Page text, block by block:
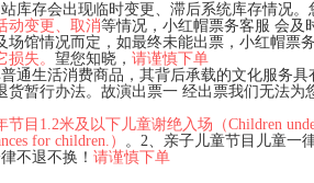
库存会出现临时变更、滞后系统库存情况。
动变更、取消等情况，小红帽票务客服 会及
场馆情况而定，如最终未能出票，小红帽票务
失。 望您知晓， 请谨慎下单
通生活消费商品，其背后承载的文化服务具
货暂行办法。故演出票一 经出票我们无法为
节目1.2米及以下儿童谢绝入场（Children
for children.） 。2、亲子儿童节目儿童一
不退不换！ 请谨慎下单